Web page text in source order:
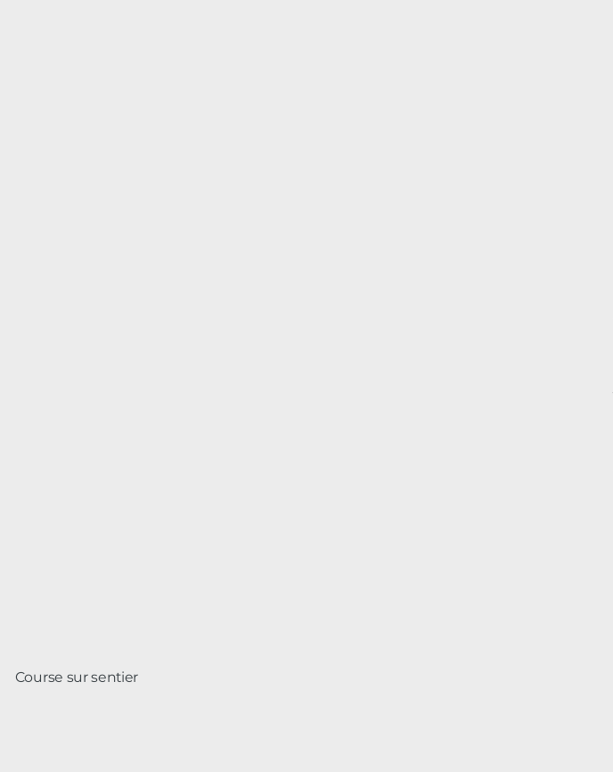
Course sur sentier